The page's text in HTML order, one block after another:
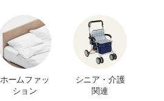
ホームファッ
ション
シニア・介護
関連